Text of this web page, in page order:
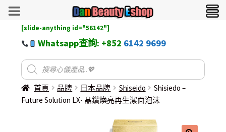
[slide-anything id="56142"]
Whatsapp查詢: +852 6142 9699
首頁 品牌 日本品牌 Shiseido
Shisiedo –
Future Solution LX- 晶鑽煥亮再生潔面泡沫